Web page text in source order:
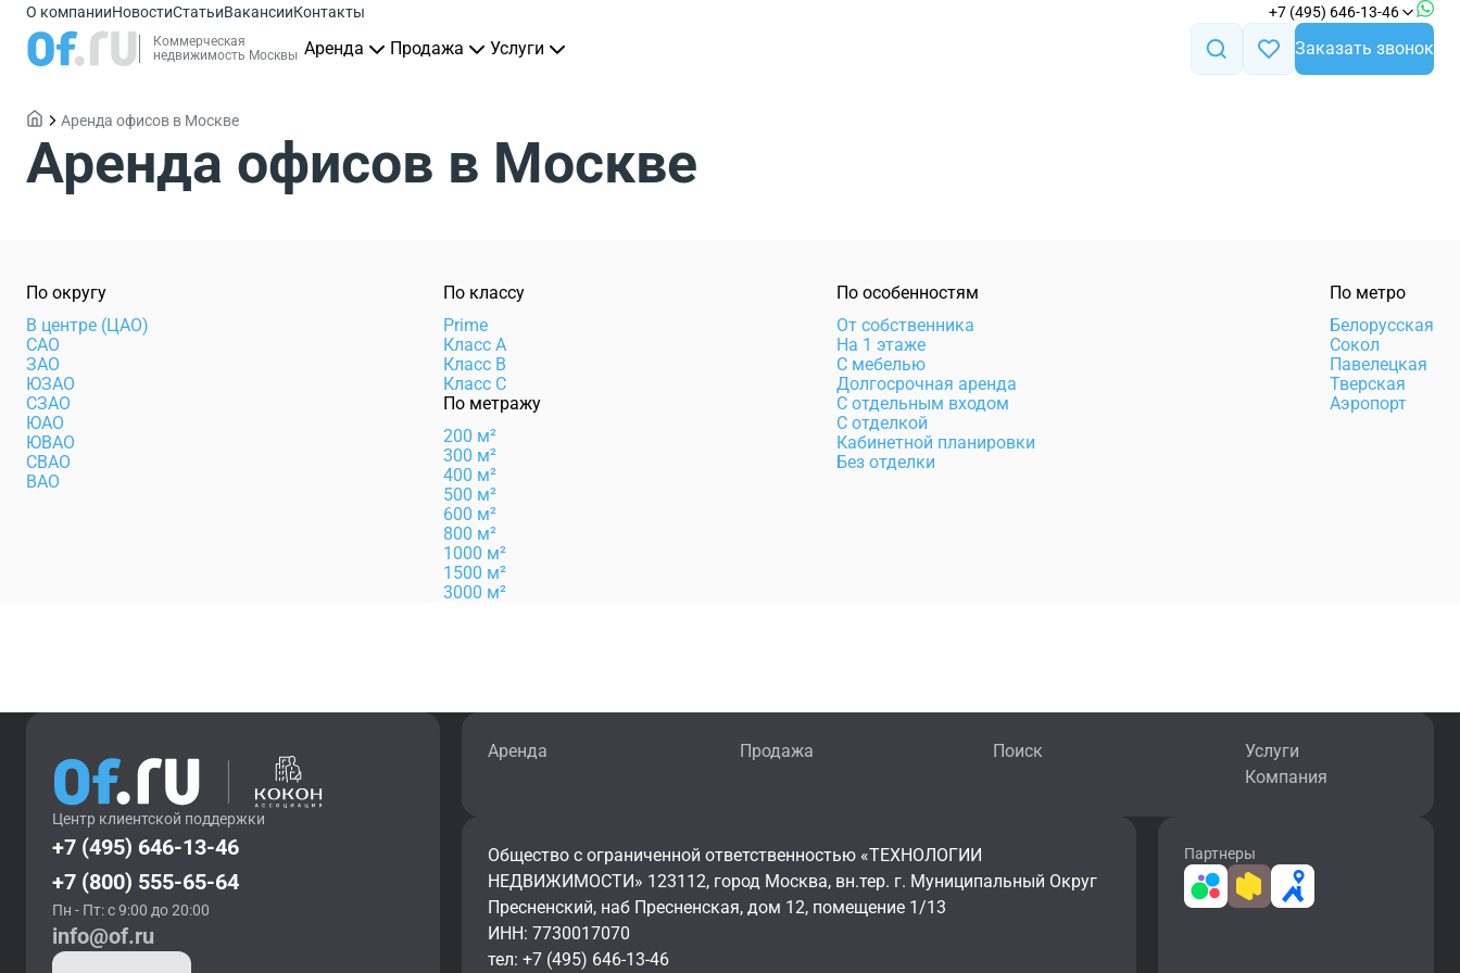
О компанииНовостиСтатьиВакансииКонтакты +7 (495) 646-13-46
Коммерческая
недвижимость Москвы Аренда Продажа Услуги Заказать звонок
Аренда офисов в Москве
Аренда офисов в Москве
По округу
В центре (ЦАО)
САО
ЗАО
ЮЗАО
СЗАО
ЮАО
ЮВАО
СВАО
ВАО
По классу
Prime
Класс А
Класс B
Класс C
По метражу
200 м²
300 м²
400 м²
500 м²
600 м²
800 м²
1000 м²
1500 м²
3000 м²
По особенностям
От собственника
На 1 этаже
С мебелью
Долгосрочная аренда
С отдельным входом
С отделкой
Кабинетной планировки
Без отделки
По метро
Белорусская
Сокол
Павелецкая
Тверская
Аэропорт
Центр клиентской поддержки
+7 (495) 646-13-46
+7 (800) 555-65-64
Пн - Пт: с 9:00 до 20:00
info@of.ru
Аренда Продажа Поиск
Услуги
Компания
Общество с ограниченной ответственностью «ТЕХНОЛОГИИ
НЕДВИЖИМОСТИ» 123112, город Москва, вн.тер. г. Муниципальный Округ
Пресненский, наб Пресненская, дом 12, помещение 1/13
ИНН: 7730017070
тел: +7 (495) 646-13-46
Партнеры